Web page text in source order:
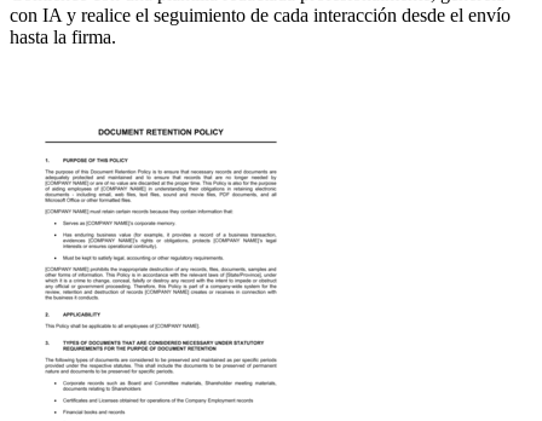
con IA y realice el seguimiento de cada interacción desde el envío
hasta la firma.